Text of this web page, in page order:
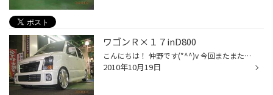
ワゴンＲ×１７inD800
こんにちは！ 仲野です(*^^)v 今回またまたK自動車に大口径を投入！！！ ホイール D800 17in 足回りも一緒に(^^♪ このデザイン、リムなしのディッシュなので ものすごく大きく見える！！★☆ 目の錯覚を利用した大口径ですね(^_-)-☆ 白いボディにシルバーポリッシュ… 似合いすぎです(*_*)”” 次はマフ...
2010年10月19日